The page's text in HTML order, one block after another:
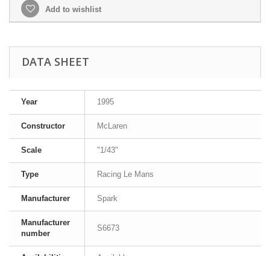
Add to wishlist
DATA SHEET
Year 1995
Constructor McLaren
Scale "1/43"
Type Racing Le Mans
Manufacturer Spark
Manufacturer
number
S6673